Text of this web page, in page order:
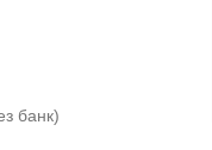
банк)